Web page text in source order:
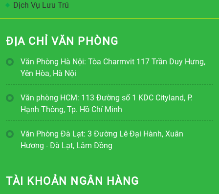
Dịch Vụ Lưu Trú
ĐỊA CHỈ VĂN PHÒNG
Văn Phòng Hà Nội: Tòa Charmvit 117 Trần Duy Hưng,
Yên Hòa, Hà Nội
Văn phòng HCM: 113 Đường số 1 KDC Cityland, P.
Hạnh Thông, Tp. Hồ Chí Minh
Văn Phòng Đà Lạt: 3 Đường Lê Đại Hành, Xuân
Hương - Đà Lạt, Lâm Đồng
TÀI KHOẢN NGÂN HÀNG